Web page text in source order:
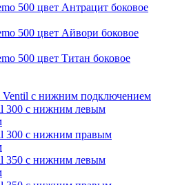
500 цвет Антрацит боковое
500 цвет Айвори боковое
500 цвет Титан боковое
с нижним подключением
300 с нижним левым
300 с нижним правым
350 с нижним левым